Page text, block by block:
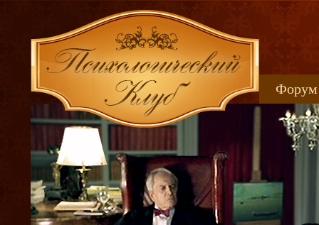
Форум